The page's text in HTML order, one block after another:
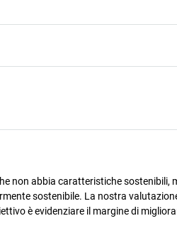
non abbia caratteristiche sostenibili,
sostenibile. La nostra
è evidenziare il margine di